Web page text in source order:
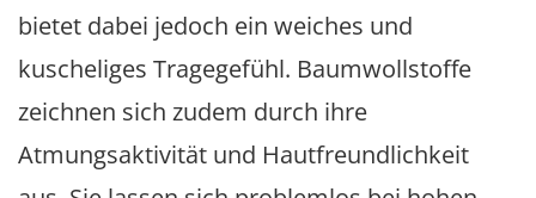
bietet dabei jedoch ein weiches und
kuscheliges Tragegefühl. Baumwollstoffe
zeichnen sich zudem durch ihre
Atmungsaktivität und Hautfreundlichkeit